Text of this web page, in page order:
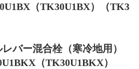
（TK30U1BX）（TK3
レバー混合栓（寒冷地用）
（TK30U1BKX）